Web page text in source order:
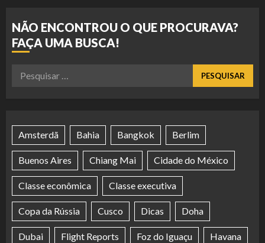
NÃO ENCONTROU O QUE PROCURAVA?
FAÇA UMA BUSCA!
Pesquisar
Amsterdã Bahia Bangkok Berlim
Buenos Aires Chiang Mai Cidade do México
Classe econômica Classe executiva
Copa da Rússia Cusco Dicas Doha
Dubai Flight Reports Foz do Iguaçu Havana